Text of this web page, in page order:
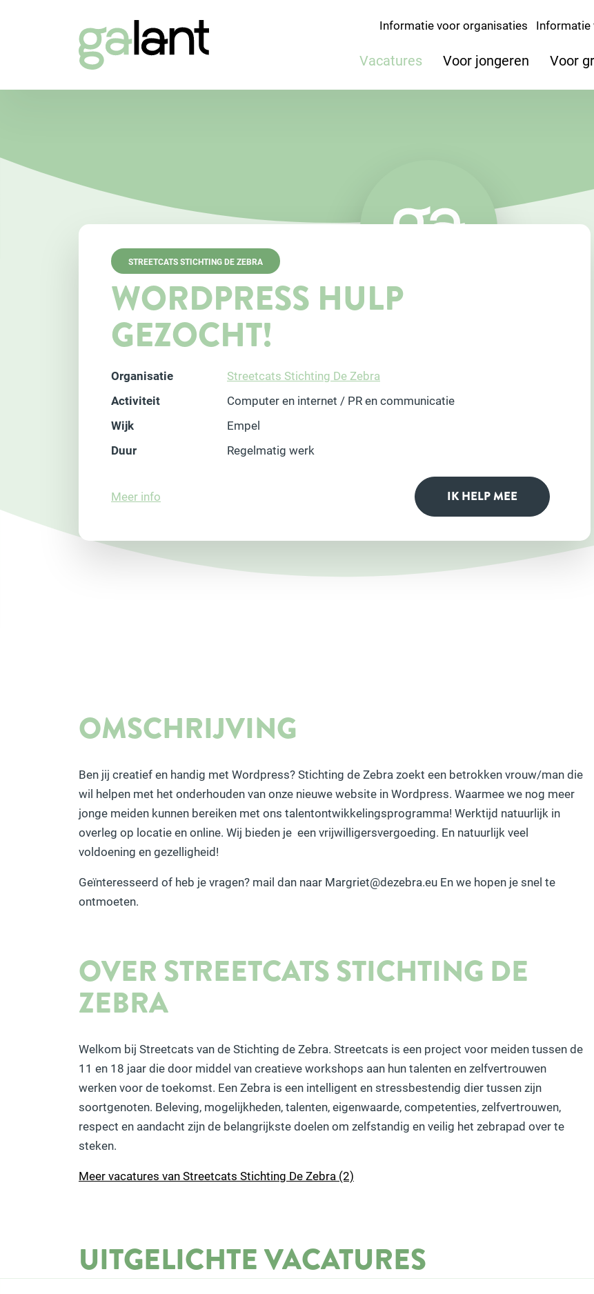
Informatie voor organisaties Informatie
Vacatures Voor jongeren Voor
STREETCATS STICHTING DE ZEBRA
WORDPRESS HULP
GEZOCHT!
Organisatie
Streetcats Stichting De Zebra
Activiteit
Computer en internet / PR en communicatie
Wijk
Empel
Duur
Regelmatig werk
Meer info IK HELP MEE
OMSCHRIJVING
Ben jij creatief en handig met Wordpress? Stichting de Zebra zoekt een betrokken vrouw/man die
wil helpen met het onderhouden van onze nieuwe website in Wordpress. Waarmee we nog meer
jonge meiden kunnen bereiken met ons talentontwikkelingsprogramma! Werktijd natuurlijk in
overleg op locatie en online. Wij bieden je een vrijwilligersvergoeding. En natuurlijk veel
voldoening en gezelligheid!
Geïnteresseerd of heb je vragen? mail dan naar Margriet@dezebra.eu En we hopen je snel te
ontmoeten.
OVER STREETCATS STICHTING DE
ZEBRA
Welkom bij Streetcats van de Stichting de Zebra. Streetcats is een project voor meiden tussen de
11 en 18 jaar die door middel van creatieve workshops aan hun talenten en zelfvertrouwen
werken voor de toekomst. Een Zebra is een intelligent en stressbestendig dier tussen zijn
soortgenoten. Beleving, mogelijkheden, talenten, eigenwaarde, competenties, zelfvertrouwen,
respect en aandacht zijn de belangrijkste doelen om zelfstandig en veilig het zebrapad over te
steken.
Meer vacatures van Streetcats Stichting De Zebra (2)
UITGELICHTE VACATURES